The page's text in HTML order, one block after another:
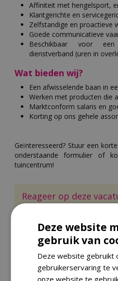
Affiniteit met hengelsport,
Klantgerichte en
Zelfstandige en proactieve
Goede communicatieve
Beschikbaar voor
dienstverband (uren in
Wat bieden wij?
Een afwisselende baan in
Werken met producten die
Marktconform salaris en
Korting op ons gehele
Geïnteresseerd? Stuur een
onderstaande formulier of
tuincentrum!
Reageer op deze
gestuurd.
Geslacht:
Dhr.
Mevr.
Uw naam:*
Deze website
gebruik van
Deze website gebruikt
gebruikerservaring te
onze website te